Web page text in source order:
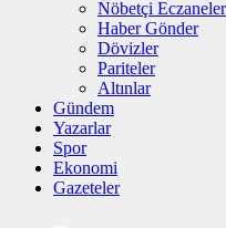
Nöbetçi Eczaneler
Haber Gönder
Dövizler
Pariteler
Altınlar
Gündem
Yazarlar
Spor
Ekonomi
Gazeteler